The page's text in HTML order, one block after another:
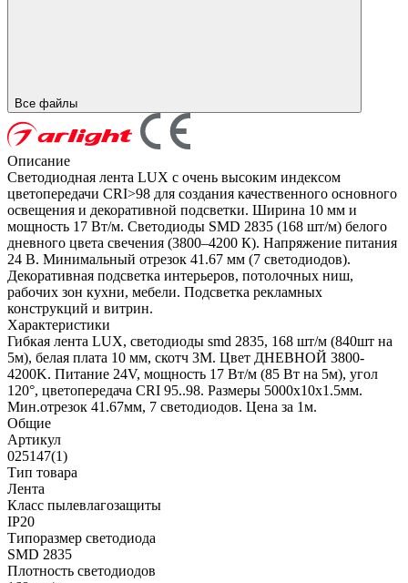
Все файлы
Описание
Светодиодная лента LUX с очень высоким индексом
цветопередачи CRI>98 для создания качественного основного
освещения и декоративной подсветки. Ширина 10 мм и
мощность 17 Вт/м. Светодиоды SMD 2835 (168 шт/м) белого
дневного цвета свечения (3800–4200 К). Напряжение питания
24 В. Минимальный отрезок 41.67 мм (7 светодиодов).
Декоративная подсветка интерьеров, потолочных ниш,
рабочих зон кухни, мебели. Подсветка рекламных
конструкций и витрин.
Характеристики
Гибкая лента LUX, светодиоды smd 2835, 168 шт/м (840шт на
5м), белая плата 10 мм, скотч 3М. Цвет ДНЕВНОЙ 3800-
4200K. Питание 24V, мощность 17 Вт/м (85 Вт на 5м), угол
120°, цветопередача CRI 95..98. Размеры 5000х10x1.5мм.
Мин.отрезок 41.67мм, 7 светодиодов. Цена за 1м.
Общие
Артикул
025147(1)
Тип товара
Лента
Класс пылевлагозащиты
IP20
Типоразмер светодиода
SMD 2835
Плотность светодиодов